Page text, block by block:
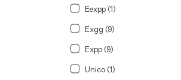
Eexpp (1)
Exgg (9)
Expp (9)
Unico (1)